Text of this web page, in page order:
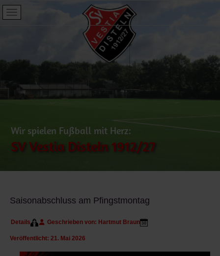
SV Vestia Disteln 1912/27
Wir spielen Fußball mit Herz:
Saisonabschluss am Pfingstmontag
Details Geschrieben von: Hartmut Braun
Veröffentlicht: 21. Mai 2026